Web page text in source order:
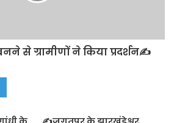
से ग्रामीणों ने किया प्रदर्शन✍️